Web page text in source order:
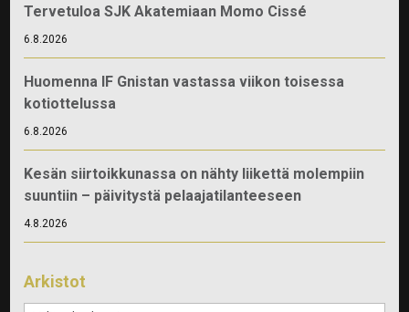
Tervetuloa SJK Akatemiaan Momo Cissé
6.8.2026
Huomenna IF Gnistan vastassa viikon toisessa
kotiottelussa
6.8.2026
Kesän siirtoikkunassa on nähty liikettä molempiin
suuntiin – päivitystä pelaajatilanteeseen
4.8.2026
Arkistot